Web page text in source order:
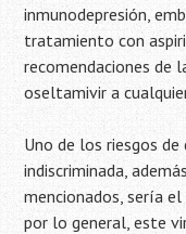
inmunodepresión,
tratamiento con
recomendaciones de
oseltamivir a
Uno de los riesgos
indiscriminada,
mencionados, sería
por lo general, este